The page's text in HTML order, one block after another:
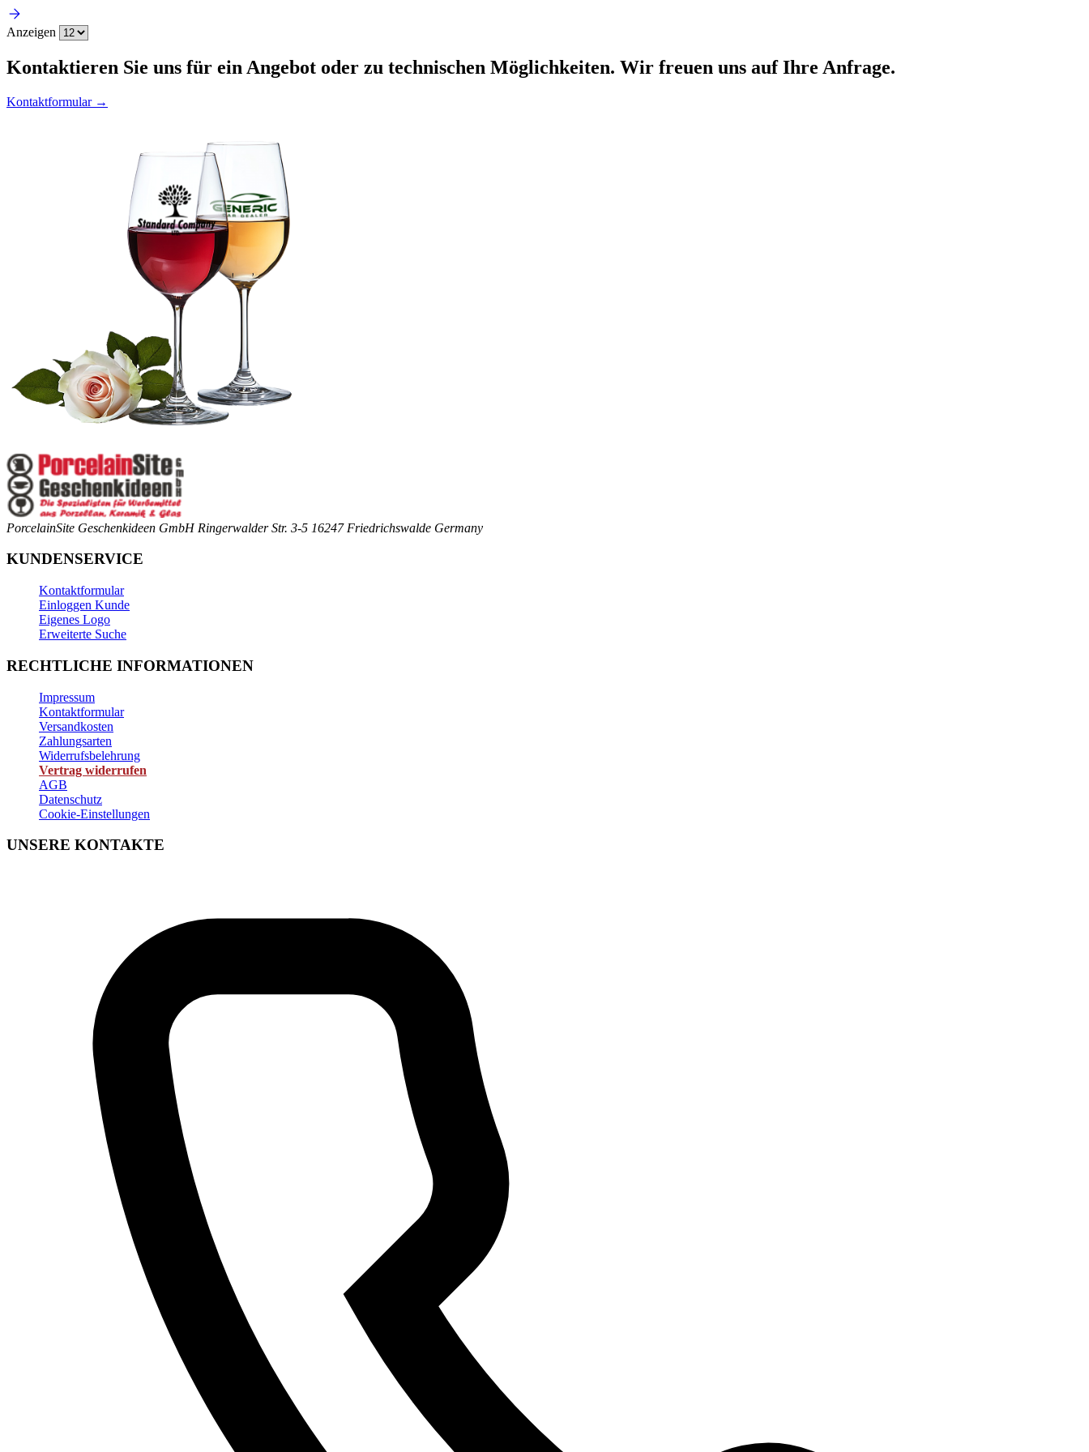
Anzeigen
Kontaktieren Sie uns für ein Angebot oder zu technischen Möglichkeiten. Wir freuen uns auf Ihre Anfrage.
Kontaktformular →
PorcelainSite Geschenkideen GmbH Ringerwalder Str. 3-5 16247 Friedrichswalde Germany
KUNDENSERVICE
Kontaktformular
Einloggen Kunde
Eigenes Logo
Erweiterte Suche
RECHTLICHE INFORMATIONEN
Impressum
Kontaktformular
Versandkosten
Zahlungsarten
Widerrufsbelehrung
Vertrag widerrufen
AGB
Datenschutz
Cookie-Einstellungen
UNSERE KONTAKTE